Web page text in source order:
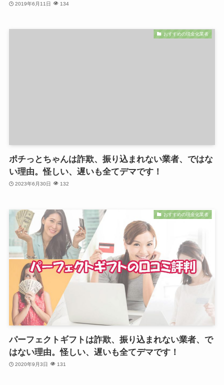
2019年6月11日 134
おすすめの現金化業者
ポチっとちゃんは詐欺、振り込まれない業者、ではな
い理由。怪しい、遅いも全てデマです！
2023年6月30日 132
おすすめの現金化業者
パーフェクトギフトは詐欺、振り込まれない業者、で
はない理由。怪しい、遅いも全てデマです！
2020年9月3日 131